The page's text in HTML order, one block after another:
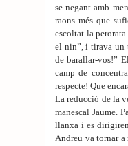
se negant amb
raons més que
escoltat la
el nin”, i tirava un
de barallar-vos!”
camp de
respecte! Que
La reducció de la
manescal Jaume.
llanxa i es
Andreu va tornar